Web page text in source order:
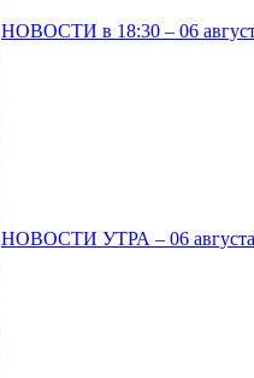
НОВОСТИ в 18:30 – 06
НОВОСТИ УТРА – 06 августа